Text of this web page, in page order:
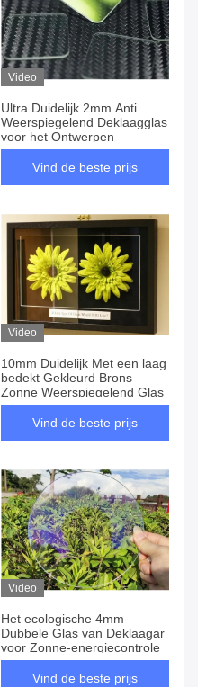
Video
Ultra Duidelijk 2mm Anti
Weerspiegelend Deklaagglas
voor het Ontwerpen
Vind de beste prijs
Video
10mm Duidelijk Met een laag
bedekt Gekleurd Brons
Zonne Weerspiegelend Glas
Vind de beste prijs
Video
Het ecologische 4mm
Dubbele Glas van Deklaagar
voor Zonne-energiecontrole
Vind de beste prijs